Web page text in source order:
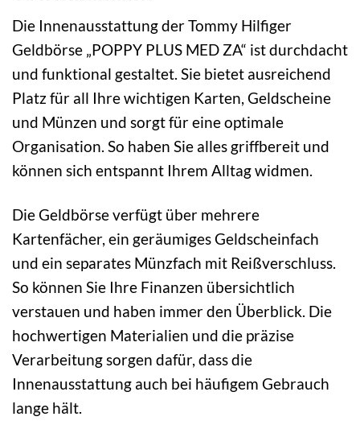
Die Innenausstattung der Tommy Hilfiger
Geldbörse „POPPY PLUS MED ZA“ ist durchdacht
und funktional gestaltet. Sie bietet ausreichend
Platz für all Ihre wichtigen Karten, Geldscheine
und Münzen und sorgt für eine optimale
Organisation. So haben Sie alles griffbereit und
können sich entspannt Ihrem Alltag widmen.
Die Geldbörse verfügt über mehrere
Kartenfächer, ein geräumiges Geldscheinfach
und ein separates Münzfach mit Reißverschluss.
So können Sie Ihre Finanzen übersichtlich
verstauen und haben immer den Überblick. Die
hochwertigen Materialien und die präzise
Verarbeitung sorgen dafür, dass die
Innenausstattung auch bei häufigem Gebrauch
lange hält.